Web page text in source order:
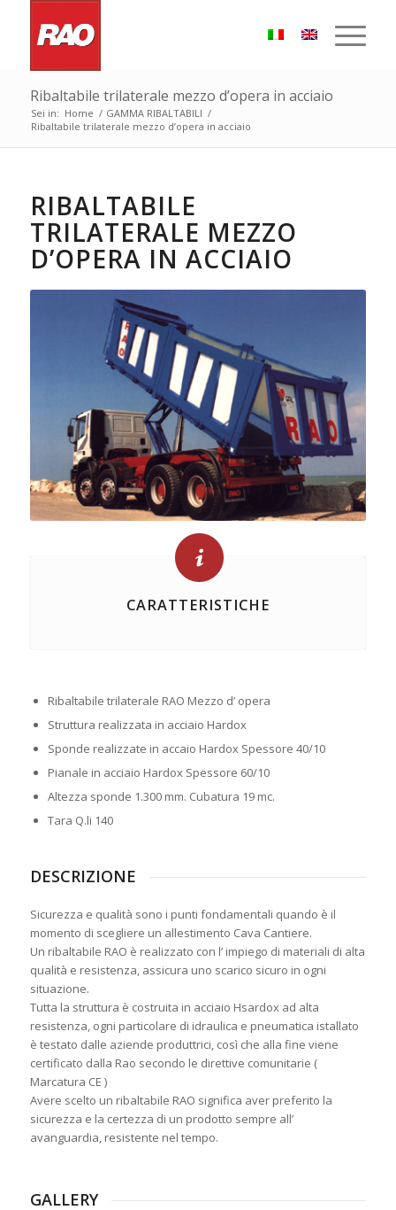
Ribaltabile trilaterale mezzo d’opera in acciaio
Sei in: Home / GAMMA RIBALTABILI /
Ribaltabile trilaterale mezzo d’opera in acciaio
RIBALTABILE
TRILATERALE MEZZO
D’OPERA IN ACCIAIO
CARATTERISTICHE
Ribaltabile trilaterale RAO Mezzo d’ opera
Struttura realizzata in acciaio Hardox
Sponde realizzate in accaio Hardox Spessore 40/10
Pianale in acciaio Hardox Spessore 60/10
Altezza sponde 1.300 mm. Cubatura 19 mc.
Tara Q.li 140
DESCRIZIONE
Sicurezza e qualità sono i punti fondamentali quando è il
momento di scegliere un allestimento Cava Cantiere.
Un ribaltabile RAO è realizzato con l’ impiego di materiali di alta
qualità e resistenza, assicura uno scarico sicuro in ogni
situazione.
Tutta la struttura è costruita in acciaio Hsardox ad alta
resistenza, ogni particolare di idraulica e pneumatica istallato
è testato dalle aziende produttrici, così che alla fine viene
certificato dalla Rao secondo le direttive comunitarie (
Marcatura CE )
Avere scelto un ribaltabile RAO significa aver preferito la
sicurezza e la certezza di un prodotto sempre all’
avanguardia, resistente nel tempo.
GALLERY